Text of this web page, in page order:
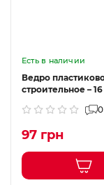
Есть в наличии
Ведро
строительное –
0
97 грн